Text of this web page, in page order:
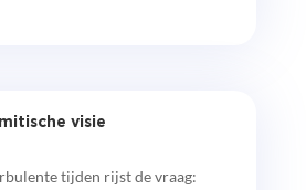
visie
tijden rijst de vraag: